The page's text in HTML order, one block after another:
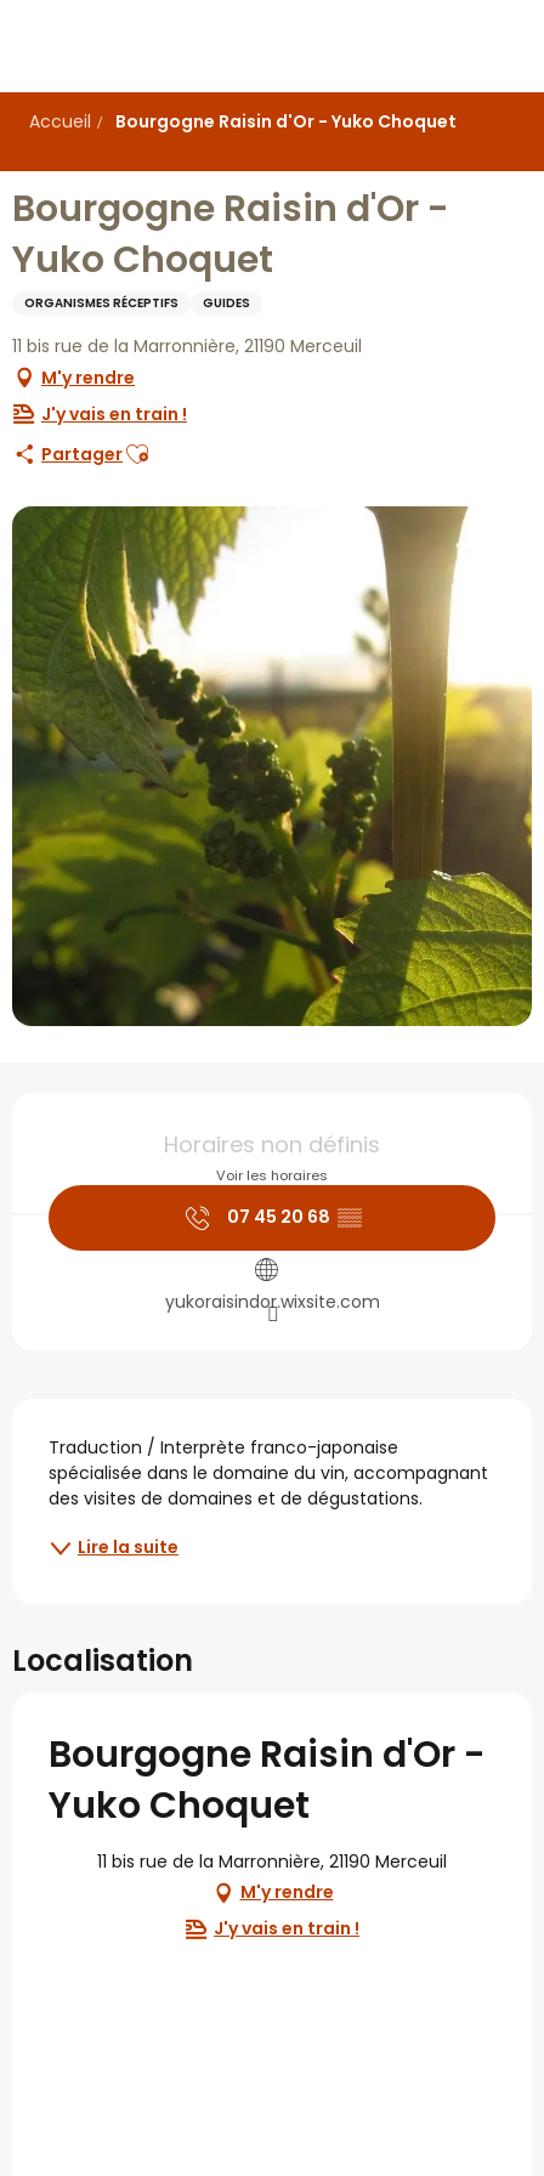
principal
Accueil
Bourgogne Raisin d'Or - Yuko Choquet
Bourgogne Raisin d'Or -
Yuko Choquet
ORGANISMES RÉCEPTIFS GUIDES
11 bis rue de la Marronnière, 21190 Merceuil
M'y rendre
J'y vais en train !
PartagerAjouter aux favoris
Ouverture et
Horaires non définis
Voir les horaires
07 45 20 68 ▒▒
yukoraisindor.wixsite.com
Description
Traduction / Interprète franco-japonaise
spécialisée dans le domaine du vin, accompagnant
des visites de domaines et de dégustations.
Lire la suite
Localisation
Bourgogne Raisin d'Or -
Yuko Choquet
11 bis rue de la Marronnière, 21190 Merceuil
M'y rendre
J'y vais en train !